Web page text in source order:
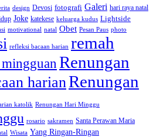
design Devosi fotografi Galeri hari raya natal
Joke katekese keluarga kudus Lightside
motivational natal Obet Pesan Paus photo
refleksi bacaan harian remah
Renungan
harianRenungan
katolik Renungan Hari Minggu
rosario sakramen Santa Perawan Maria
Wisata Yang Ringan-Ringan